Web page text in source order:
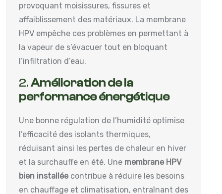
provoquant moisissures, fissures et
affaiblissement des matériaux. La membrane
HPV empêche ces problèmes en permettant à
la vapeur de s’évacuer tout en bloquant
l’infiltration d’eau.
2.Amélioration de la
performance énergétique
Une bonne régulation de l’humidité optimise
l’efficacité des isolants thermiques,
réduisant ainsi les pertes de chaleur en hiver
et la surchauffe en été. Une membrane HPV
bien installée contribue à réduire les besoins
en chauffage et climatisation, entraînant des